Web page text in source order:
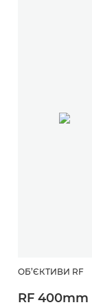
ОБ’ЄКТИВИ RF
RF 400mm